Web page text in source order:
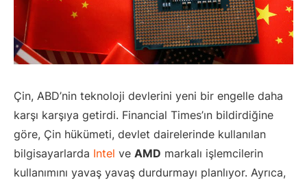
Çin, ABD’nin teknoloji devlerini yeni bir engelle daha
karşı karşıya getirdi. Financial Times’ın bildirdiğine
göre, Çin hükümeti, devlet dairelerinde kullanılan
bilgisayarlarda Intel ve AMD markalı işlemcilerin
kullanımını yavaş yavaş durdurmayı planlıyor. Ayrıca,